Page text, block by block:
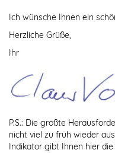
Ich wünsche Ihnen ein
Herzliche Grüße,
Ihr
P.S.: Die größte
nicht viel zu früh wieder
Indikator gibt Ihnen hier